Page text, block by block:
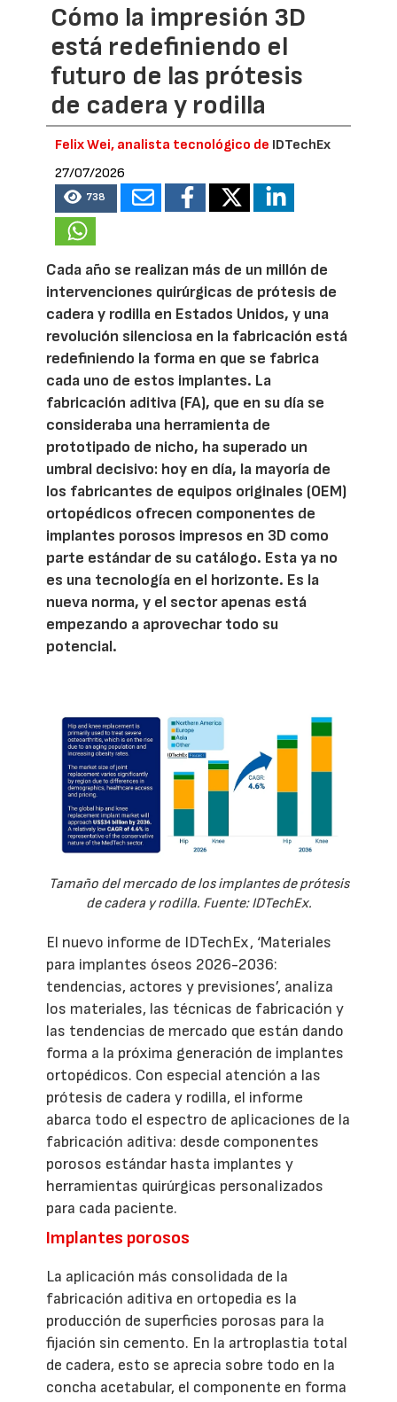
Cómo la impresión 3D
está redefiniendo el
futuro de las prótesis
de cadera y rodilla
Felix Wei, analista tecnológico de IDTechEx
27/07/2026
738
Cada año se realizan más de un millón de
intervenciones quirúrgicas de prótesis de
cadera y rodilla en Estados Unidos, y una
revolución silenciosa en la fabricación está
redefiniendo la forma en que se fabrica
cada uno de estos implantes. La
fabricación aditiva (FA), que en su día se
consideraba una herramienta de
prototipado de nicho, ha superado un
umbral decisivo: hoy en día, la mayoría de
los fabricantes de equipos originales (OEM)
ortopédicos ofrecen componentes de
implantes porosos impresos en 3D como
parte estándar de su catálogo. Esta ya no
es una tecnología en el horizonte. Es la
nueva norma, y el sector apenas está
empezando a aprovechar todo su
potencial.
Tamaño del mercado de los implantes de prótesis
de cadera y rodilla. Fuente: IDTechEx.
El nuevo informe de IDTechEx, ‘Materiales
para implantes óseos 2026-2036:
tendencias, actores y previsiones’, analiza
los materiales, las técnicas de fabricación y
las tendencias de mercado que están dando
forma a la próxima generación de implantes
ortopédicos. Con especial atención a las
prótesis de cadera y rodilla, el informe
abarca todo el espectro de aplicaciones de la
fabricación aditiva: desde componentes
porosos estándar hasta implantes y
herramientas quirúrgicas personalizados
para cada paciente.
Implantes porosos
La aplicación más consolidada de la
fabricación aditiva en ortopedia es la
producción de superficies porosas para la
fijación sin cemento. En la artroplastia total
de cadera, esto se aprecia sobre todo en la
concha acetabular, el componente en forma